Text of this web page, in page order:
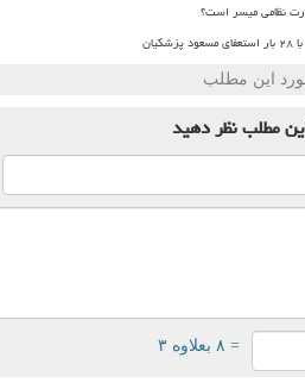
نظامی میسر است؟
این مطلب
مطلبنظر دهید
= ۸ بعلاوه ۳